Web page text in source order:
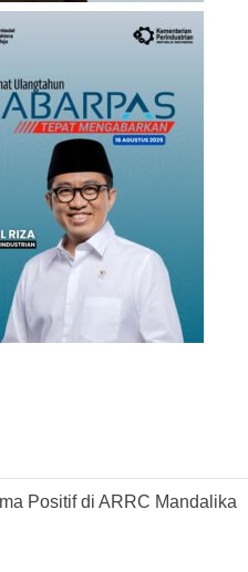
Positif di ARRC Mandalika